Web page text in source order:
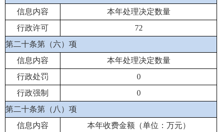
信息内容
本年处理决定数量
行政许可
72
第二十条第（六）项
信息内容
本年处理决定数量
行政处罚
0
行政强制
0
第二十条第（八）项
信息内容
本年收费金额（单位：万元）